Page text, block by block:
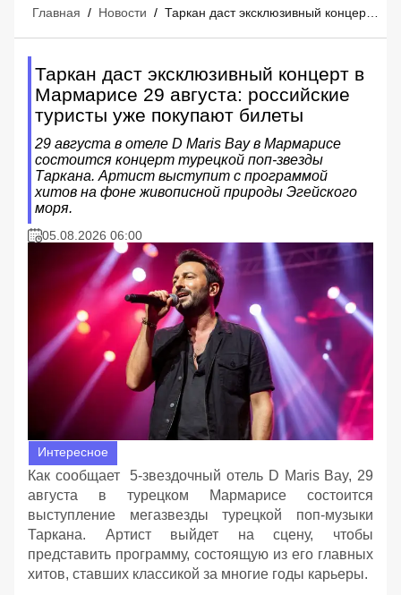
Главная / Новости /
Таркан даст эксклюзивный концерт в
Мармарисе 29 августа: российские
туристы уже покупают билеты
29 августа в отеле D Maris Bay в Мармарисе
состоится концерт турецкой поп-звезды
Таркана. Артист выступит с программой
хитов на фоне живописной природы Эгейского
моря.
05.08.2026 06:00
Интересное
Как сообщает 5-звездочный отель D Maris Bay, 29
августа в турецком Мармарисе состоится
выступление мегазвезды турецкой поп-музыки
Таркана. Артист выйдет на сцену, чтобы
представить программу, состоящую из его главных
хитов, ставших классикой за многие годы карьеры.